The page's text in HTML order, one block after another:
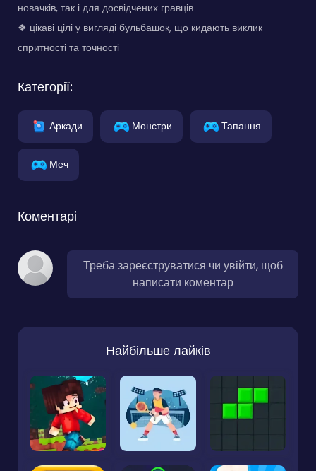
новачків, так і для досвідчених гравців
❖ цікаві цілі у вигляді бульбашок, що кидають виклик
спритності та точності
Категорії:
Аркади Монстри Тапання
Меч
Коментарі
Треба зареєструватися чи увійти, щоб
написати коментар
Найбільше лайків